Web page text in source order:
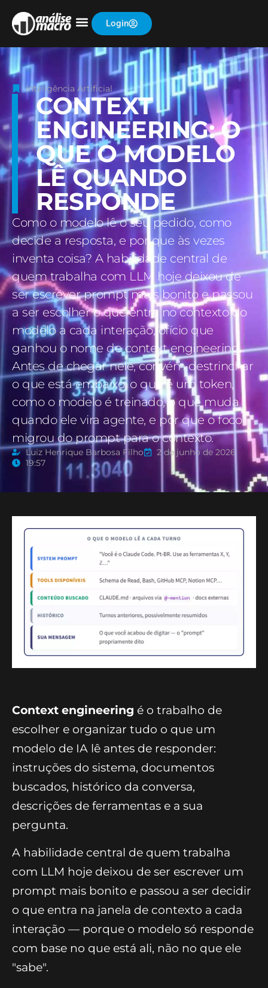
Login
Inteligência Artificial
CONTEXT
ENGINEERING: O
QUE O MODELO
LÊ QUANDO
RESPONDE
Como o modelo lê o seu pedido, como
decide a resposta, e por que às vezes
inventa coisa? A habilidade central de
quem trabalha com LLM hoje deixou de
ser escrever prompt mais bonito e passou
a ser escolher o que entra no contexto do
modelo a cada interação, ofício que
ganhou o nome de context engineering.
Antes de chegar nele, convém destrinchar
o que está embaixo: o que é um token,
como o modelo é treinado, o que muda
quando ele vira agente, e por que o foco
migrou do prompt para o contexto.
Luiz Henrique Barbosa Filho
2 de junho de 2026
19:57
Context engineering é o trabalho de
escolher e organizar tudo o que um
modelo de IA lê antes de responder:
instruções do sistema, documentos
buscados, histórico da conversa,
descrições de ferramentas e a sua
pergunta.
A habilidade central de quem trabalha
com LLM hoje deixou de ser escrever um
prompt mais bonito e passou a ser decidir
o que entra na janela de contexto a cada
interação — porque o modelo só responde
com base no que está ali, não no que ele
"sabe".